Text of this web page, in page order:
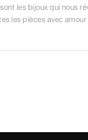
les bijoux qui nous
les pièces avec